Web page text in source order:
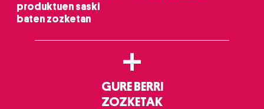
produktuen saski
baten zozketan
+
GURE BERRI
ZOZKETAK